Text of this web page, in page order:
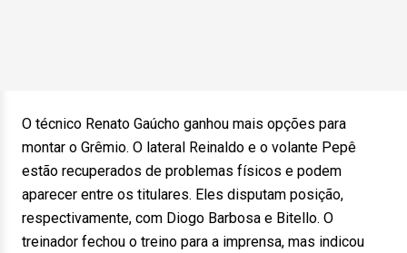
O técnico Renato Gaúcho ganhou mais opções para
montar o Grêmio. O lateral Reinaldo e o volante Pepê
estão recuperados de problemas físicos e podem
aparecer entre os titulares. Eles disputam posição,
respectivamente, com Diogo Barbosa e Bitello. O
treinador fechou o treino para a imprensa, mas indicou